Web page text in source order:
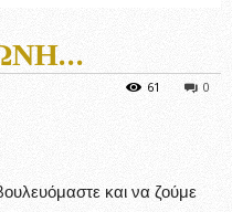
0
61
και να ζούμε